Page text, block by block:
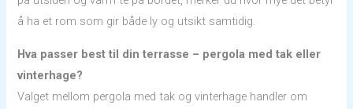
å ha et rom som gir både ly og utsikt samtidig.
Hva passer best til din terrasse – pergola med tak eller
vinterhage?
Valget mellom pergola med tak og vinterhage handler om